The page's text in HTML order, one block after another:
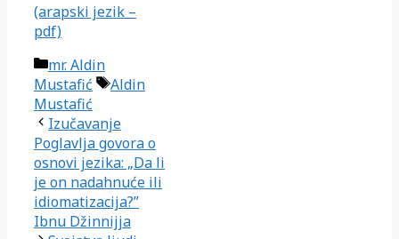
(arapski jezik –
pdf)
Kategorije
mr. Aldin
Mustafić
Oznake
Aldin
Mustafić
Izučavanje
Poglavlja govora o
osnovi jezika: „Da li
je on nadahnuće ili
idiomatizacija?”
Ibnu Džinnijja